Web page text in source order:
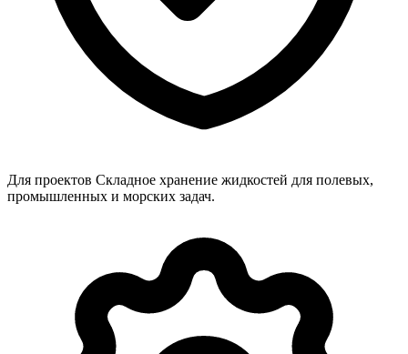
Для проектов Складное хранение жидкостей для полевых,
промышленных и морских задач.